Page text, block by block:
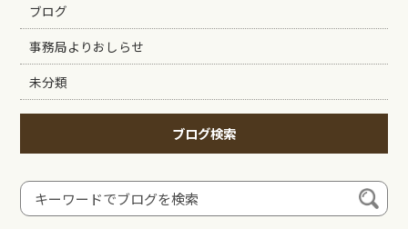
ブログ
事務局よりおしらせ
未分類
ブログ検索